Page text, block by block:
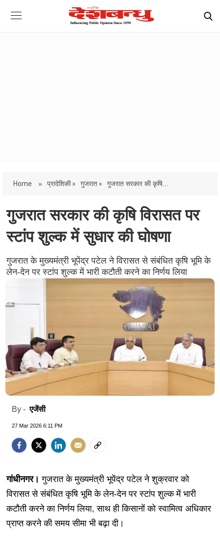
Home » प्रादेशिकी » गुजरात » गुजरात सरकार की कृषि...
गुजरात सरकार की कृषि विरासत पर
स्टांप शुल्क में सुधार की घोषणा
गुजरात के मुख्यमंत्री भूपेंद्र पटेल ने विरासत से संबंधित कृषि भूमि के
लेन-देन पर स्टांप शुल्क में भारी कटौती करने का निर्णय लिया
By -एजेंसी
27 Mar 2026 6:11 PM
गांधीनगर।गुजरात के मुख्यमंत्री भूपेंद्र पटेल ने शुक्रवार को
विरासत से संबंधित कृषि भूमि के लेन-देन पर स्टांप शुल्क में भारी
कटौती करने का निर्णय लिया, साथ ही किसानों को स्वामित्व अधिकार
प्राप्त करने की समय सीमा भी बढ़ा दी।